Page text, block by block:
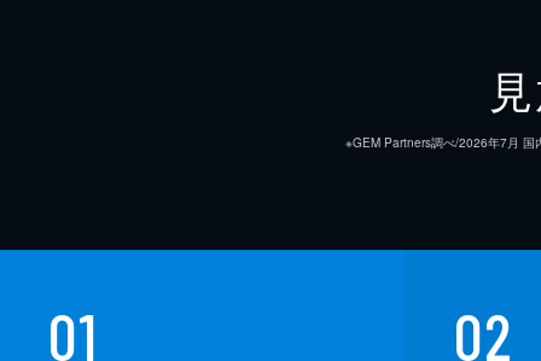
※GEM Partners調べ/2026年7⽉ 国
01 02